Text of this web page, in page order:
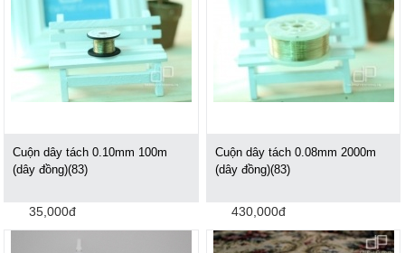
Cuộn dây tách 0.10mm 100m
(dây đồng)(83)
35,000đ
Cuộn dây tách 0.08mm 2000m
(dây đồng)(83)
430,000đ